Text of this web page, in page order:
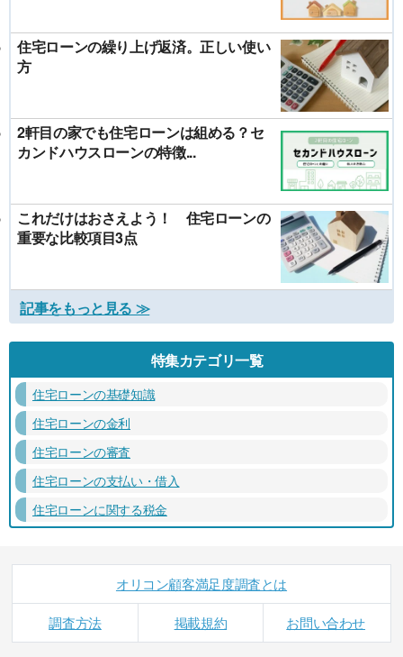
住宅ローンの繰り上げ返済。正しい使い
方
2軒目の家でも住宅ローンは組める？セ
カンドハウスローンの特徴...
これだけはおさえよう！ 住宅ローンの
重要な比較項目3点
記事をもっと見る ≫
特集カテゴリ一覧
住宅ローンの基礎知識
住宅ローンの金利
住宅ローンの審査
住宅ローンの支払い・借入
住宅ローンに関する税金
オリコン顧客満足度調査とは
調査方法 掲載規約 お問い合わせ